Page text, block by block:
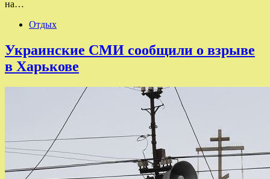
на…
Отдых
Украинские СМИ сообщили о взрыве
в Харькове